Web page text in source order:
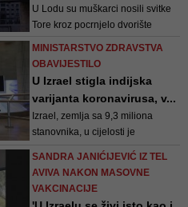
U Lodu su muškarci nosili svitke
Tore kroz pocrnjelo dvorište
restoran čiji je vlasnik Židov, a
neki arapski stanovnici rekli su da
se boje napustiti dom
MINISTARSTVO ZDRAVSTVA
OBAVIJESTILO
U Izrael stigla indijska
varijanta koronavirusa, v...
Izrael, zemlja sa 9,3 miliona
stanovnika, u cijelosti je
vakcinisala 81 posto građana
SANDRA JANIĆIJEVIĆ IZ TEL
AVIVA NAKON MASOVNE
VAKCINACIJE